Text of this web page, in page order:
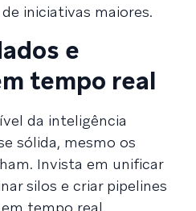
iniciativas maiores.
e
tempo real
da inteligência
sólida, mesmo os
Invista em unificar
silos e criar pipelines
tempo real.